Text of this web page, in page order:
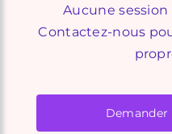
Aucune
Contactez-nous